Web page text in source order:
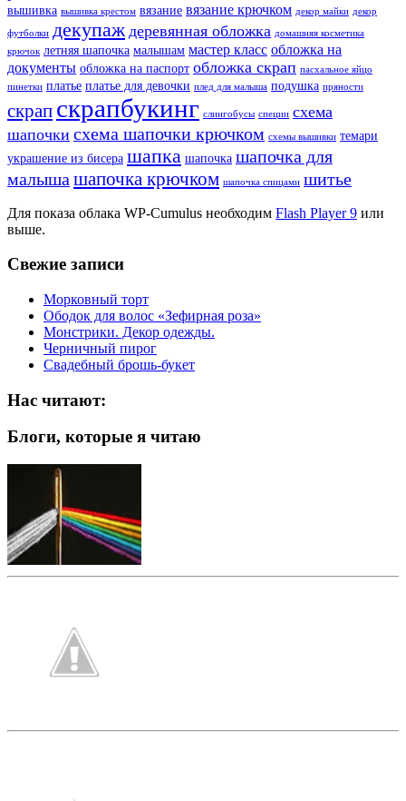
вышивка вышивка крестом вязание вязание крючком декор майки декор
футболки декупаж деревянная обложка домашняя косметика
крючок летняя шапочка малышам мастер класс обложка на
документы обложка на паспорт обложка скрап пасхальное яйцо
пинетки платье платье для девочки плед для малыша подушка пряности
скрап скрапбукинг слингобусы специи схема
шапочки схема шапочки крючком схемы вышивки темари
украшение из бисера шапка шапочка шапочка для
малыша шапочка крючком шапочка спицами шитье
Для показа облака WP-Cumulus необходим Flash Player 9 или
выше.
Свежие записи
Морковный торт
Ободок для волос «Зефирная роза»
Монстрики. Декор одежды.
Черничный пирог
Свадебный брошь-букет
Нас читают:
Блоги, которые я читаю